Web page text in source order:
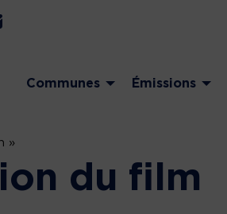
Communes Émissions
»
du film